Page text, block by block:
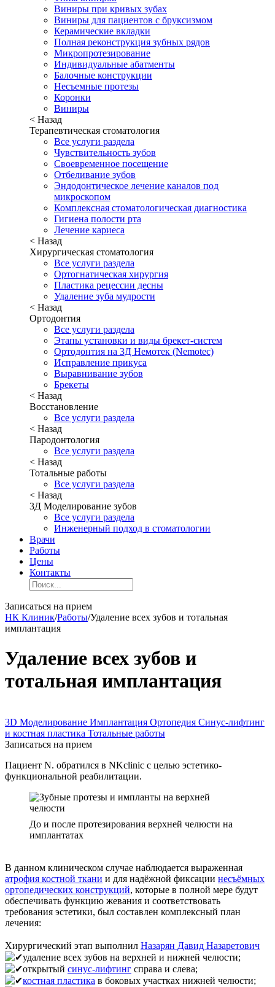
Виниры при кривых зубах
Виниры для пациентов с бруксизмом
Керамические вкладки
Полная реконструкция зубных рядов
Микропротезирование
Индивидуальные абатменты
Балочные конструкции
Несъемные протезы
Коронки
Виниры
< Назад
Терапевтическая стоматология
Все услуги раздела
Чувствительность зубов
Своевременное посещение
Отбеливание зубов
Эндодонтическое лечение каналов под
микроскопом
Комплексная стоматологическая диагностика
Гигиена полости рта
Лечение кариеса
< Назад
Хирургическая стоматология
Все услуги раздела
Ортогнатическая хирургия
Пластика рецессии десны
Удаление зуба мудрости
< Назад
Ортодонтия
Все услуги раздела
Этапы установки и виды брекет-систем
Ортодонтия на 3Д Немотек (Nemotec)
Исправление прикуса
Выравнивание зубов
Брекеты
< Назад
Восстановление
Все услуги раздела
< Назад
Пародонтология
Все услуги раздела
< Назад
Тотальные работы
Все услуги раздела
< Назад
3Д Моделирование зубов
Все услуги раздела
Инженерный подход в стоматологии
Врачи
Работы
Цены
Контакты
Записаться на прием
НК Клиник/Работы/Удаление всех зубов и тотальная
имплантация
Удаление всех зубов и
тотальная имплантация
3D Моделирование Имплантация Ортопедия Синус-лифтинг
и костная пластика Тотальные работы
Записаться на прием
Пациент N. обратился в NKclinic с целью эстетико-
функциональной реабилитации.
До и после протезирования верхней челюсти на
имплантатах
В данном клиническом случае наблюдается выраженная
атрофия костной ткани и для надёжной фиксации несъёмных
ортопедических конструкций, которые в полной мере будут
обеспечивать функцию жевания и соответствовать
требования эстетики, был составлен комплексный план
лечения:
Хирургический этап выполнил Назарян Давид Назаретович
удаление всех зубов на верхней и нижней челюсти;
открытый синус-лифтинг справа и слева;
костная пластика в боковых участках нижней челюсти;